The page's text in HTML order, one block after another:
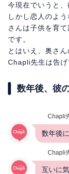
今現在でいうと、
しかし恋人のよ
さんは子供を育
です。
とはいえ、奥さ
Chapli先生は告げ
数年後、彼
Chapli
数年後
Chapli
互いに